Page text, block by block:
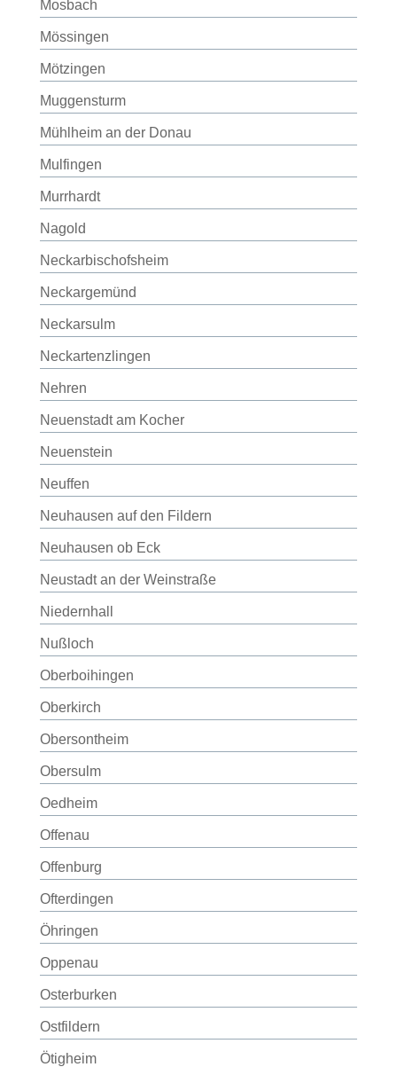
Mosbach
Mössingen
Mötzingen
Muggensturm
Mühlheim an der Donau
Mulfingen
Murrhardt
Nagold
Neckarbischofsheim
Neckargemünd
Neckarsulm
Neckartenzlingen
Nehren
Neuenstadt am Kocher
Neuenstein
Neuffen
Neuhausen auf den Fildern
Neuhausen ob Eck
Neustadt an der Weinstraße
Niedernhall
Nußloch
Oberboihingen
Oberkirch
Obersontheim
Obersulm
Oedheim
Offenau
Offenburg
Ofterdingen
Öhringen
Oppenau
Osterburken
Ostfildern
Ötigheim